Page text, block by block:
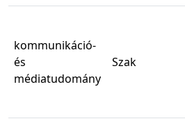
kommunikáció-
és
médiatudomány
Szak